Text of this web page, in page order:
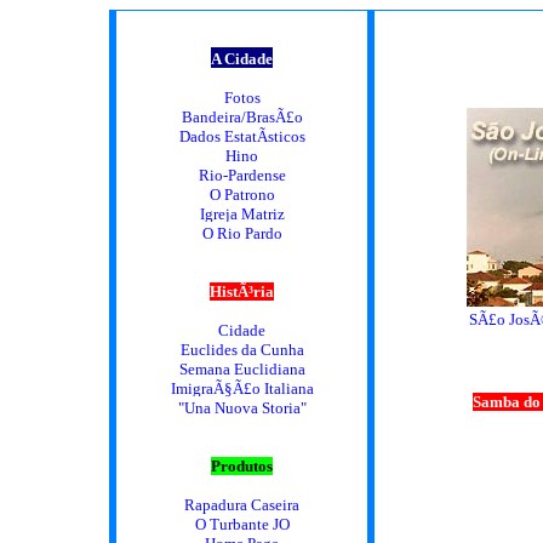
A Cidade
Fotos
Bandeira/BrasÃ£o
Dados EstatÃ­sticos
Hino
Rio-Pardense
O Patrono
Igreja Matriz
O Rio Pardo
HistÃ³ria
Cidade
Euclides da Cunha
Semana Euclidiana
ImigraÃ§Ã£o Italiana
"Una Nuova Storia"
Produtos
Rapadura Caseira
O Turbante JO
SÃ£o
Samba